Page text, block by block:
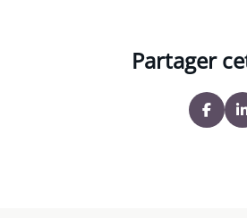
Partager